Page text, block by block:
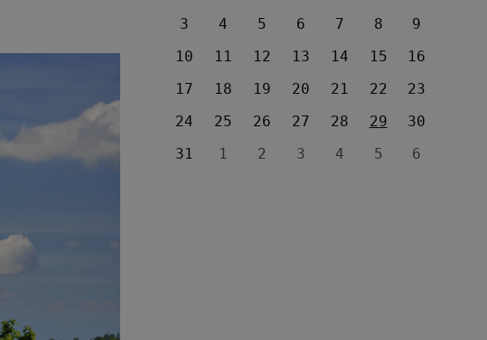
3
4 5 6 7 8
9
10
11 12 13 14 15
16
17
18 19 20 21 22
23
24
25 26 27 28 29
30
31
1 2 3 4 5 6